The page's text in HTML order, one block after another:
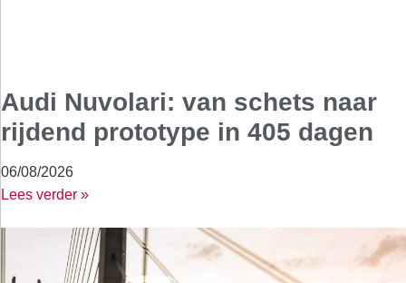
Audi Nuvolari: van schets naar
rijdend prototype in 405 dagen
06/08/2026
Lees verder »